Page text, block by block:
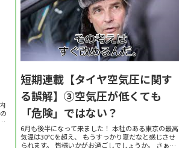
短期連載【タイヤ空気圧に関す
る誤解】③空気圧が低くても
「危険」ではない？
6月も後半になって来ました！ 本社のある東京の最高
気温は30℃を超え、 もうすっかり夏だなと感じさせ
られます。 皆様いかがお過ごしでしょうか。 さぁ、